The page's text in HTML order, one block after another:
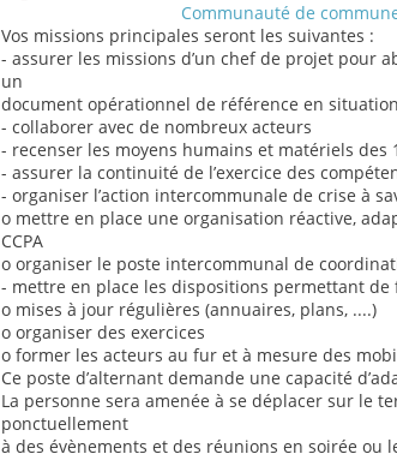
Communauté de
Vos missions principales seront les suivantes :
- assurer les missions d’un chef de projet pour
un
document opérationnel de référence en
- collaborer avec de nombreux acteurs
- recenser les moyens humains et matériels des
- assurer la continuité de l’exercice des
- organiser l’action intercommunale de crise à
o mettre en place une organisation réactive,
CCPA
o organiser le poste intercommunal de
- mettre en place les dispositions permettant de
o mises à jour régulières (annuaires, plans, ....)
o organiser des exercices
o former les acteurs au fur et à mesure des
Ce poste d’alternant demande une capacité
La personne sera amenée à se déplacer sur le
ponctuellement
à des évènements et des réunions en soirée ou